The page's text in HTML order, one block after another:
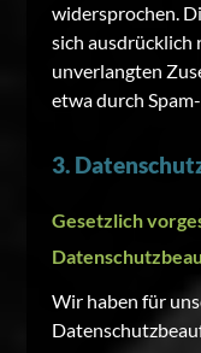
widersprochen.
sich ausdrücklich
unverlangten
etwa durch
3.
Gesetzlich
Wir haben für